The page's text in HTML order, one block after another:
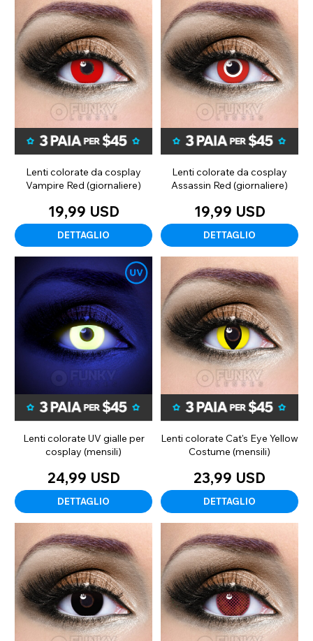
Lenti colorate da cosplay
Vampire Red (giornaliere)
19,99 USD
DETTAGLIO
Lenti colorate da cosplay
Assassin Red (giornaliere)
19,99 USD
DETTAGLIO
Lenti colorate UV gialle per
cosplay (mensili)
24,99 USD
DETTAGLIO
Lenti colorate Cat's Eye Yellow
Costume (mensili)
23,99 USD
DETTAGLIO